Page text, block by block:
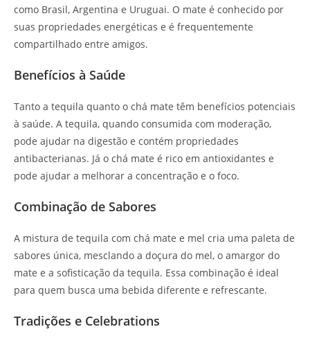
como Brasil, Argentina e Uruguai. O mate é conhecido por
suas propriedades energéticas e é frequentemente
compartilhado entre amigos.
Benefícios à Saúde
Tanto a tequila quanto o chá mate têm benefícios potenciais
à saúde. A tequila, quando consumida com moderação,
pode ajudar na digestão e contém propriedades
antibacterianas. Já o chá mate é rico em antioxidantes e
pode ajudar a melhorar a concentração e o foco.
Combinação de Sabores
A mistura de tequila com chá mate e mel cria uma paleta de
sabores única, mesclando a doçura do mel, o amargor do
mate e a sofisticação da tequila. Essa combinação é ideal
para quem busca uma bebida diferente e refrescante.
Tradições e Celebrations